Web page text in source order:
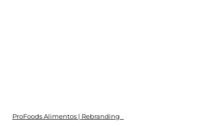
ProFoods Alimentos | Rebranding